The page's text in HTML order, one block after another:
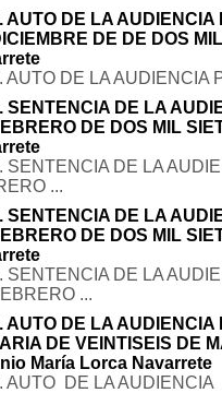
AUTO DE LA
DE DE DOS
AUTO DE LA AUDIENCIA
SENTENCIA DE LA
DE DOS MIL
SENTENCIA DE LA
...
SENTENCIA DE LA
DE DOS MIL
SENTENCIA DE LA
...
AUTO DE LA
DE VEINTISEIS DE
María Lorca Navarrete
AUTO DE LA AUDIENCIA